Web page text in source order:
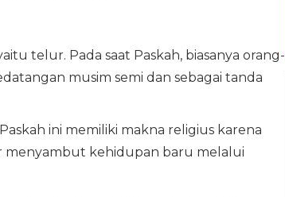
telur. Pada saat Paskah, biasanya orang-
musim semi dan sebagai tanda
ini memiliki makna religius karena
menyambut kehidupan baru melalui